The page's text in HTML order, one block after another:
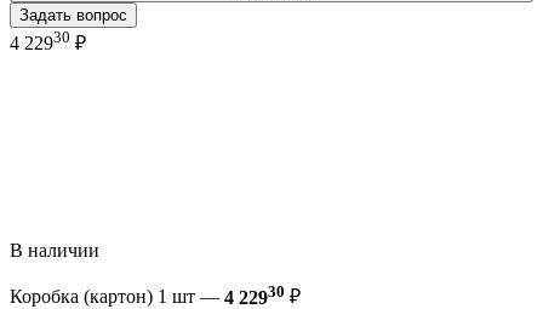
Задать вопрос
4 22930 ₽
В наличии
Коробка (картон) 1 шт — 4 22930 ₽